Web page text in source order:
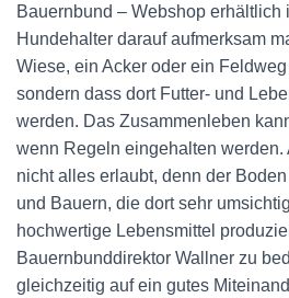
Bauernbund – Webshop erhältlich
Hundehalter darauf aufmerksam
Wiese, ein Acker oder ein
sondern dass dort Futter- und
werden. Das Zusammenleben
wenn Regeln eingehalten werden.
nicht alles erlaubt, denn der
und Bauern, die dort sehr
hochwertige Lebensmittel
Bauernbunddirektor Wallner zu
gleichzeitig auf ein gutes